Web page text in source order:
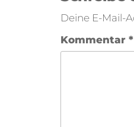
Deine E-Mail-
Kommentar *